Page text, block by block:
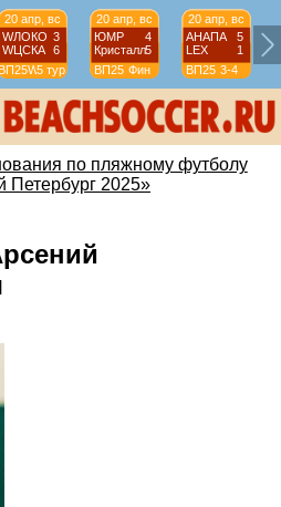
20 апр, вс
WЛОКО 3
WЦСКА
6
5 тур
20 апр, вс
ЮМР
4
Кристалл5
ВП25 Фин
20 апр, вс
АНАПА
5
LEX
1
ВП25 3-4
по пляжному футболу
Петербург 2025»